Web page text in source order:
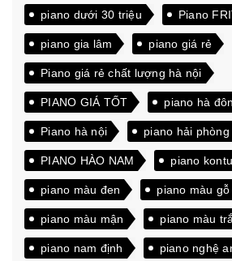
piano dưới 30 triệu Piano
piano gia lâm piano giá rẻ
Piano giá rẻ chất lượng hà nội
PIANO GIÁ TỐT piano hà
Piano hà nội piano hải phòng
PIANO HÀO NAM piano
piano màu đen piano màu
piano màu mận piano màu
piano nam định piano nghệ